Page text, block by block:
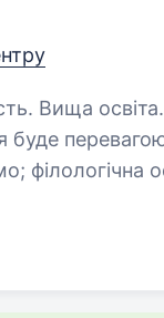
Вимоги: рівень